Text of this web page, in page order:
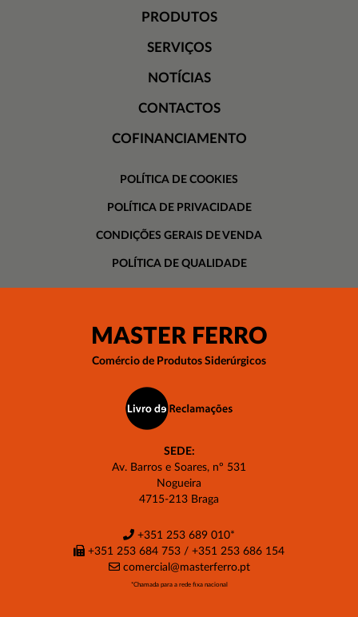
PRODUTOS
SERVIÇOS
NOTÍCIAS
CONTACTOS
COFINANCIAMENTO
POLÍTICA DE COOKIES
POLÍTICA DE PRIVACIDADE
CONDIÇÕES GERAIS DE VENDA
POLÍTICA DE QUALIDADE
MASTER FERRO
Comércio de Produtos Siderúrgicos
SEDE:
Av. Barros e Soares, nº 531
Nogueira
4715-213 Braga
+351 253 689 010*
+351 253 684 753 / +351 253 686 154
comercial@masterferro.pt
*Chamada para a rede fixa nacional